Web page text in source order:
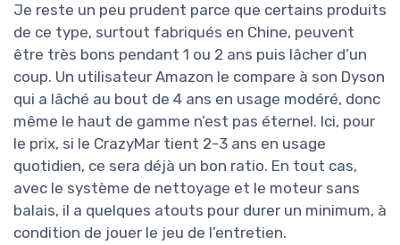
Je reste un peu prudent parce que certains produits
de ce type, surtout fabriqués en Chine, peuvent
être très bons pendant 1 ou 2 ans puis lâcher d’un
coup. Un utilisateur Amazon le compare à son Dyson
qui a lâché au bout de 4 ans en usage modéré, donc
même le haut de gamme n’est pas éternel. Ici, pour
le prix, si le CrazyMar tient 2-3 ans en usage
quotidien, ce sera déjà un bon ratio. En tout cas,
avec le système de nettoyage et le moteur sans
balais, il a quelques atouts pour durer un minimum, à
condition de jouer le jeu de l’entretien.